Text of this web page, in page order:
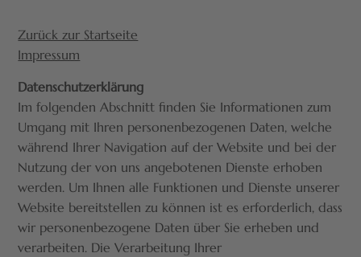
Zurück zur Startseite
Impressum
Datenschutzerklärung
Im folgenden Abschnitt finden Sie Informationen zum
Umgang mit Ihren personenbezogenen Daten, welche
während Ihrer Navigation auf der Website und bei der
Nutzung der von uns angebotenen Dienste erhoben
werden. Um Ihnen alle Funktionen und Dienste unserer
Website bereitstellen zu können ist es erforderlich, dass
wir personenbezogene Daten über Sie erheben und
verarbeiten. Die Verarbeitung Ihrer